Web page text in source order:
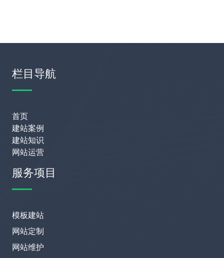
栏目导航
首页
建站案例
建站知识
网站运营
服务项目
模板建站
网站定制
网站维护